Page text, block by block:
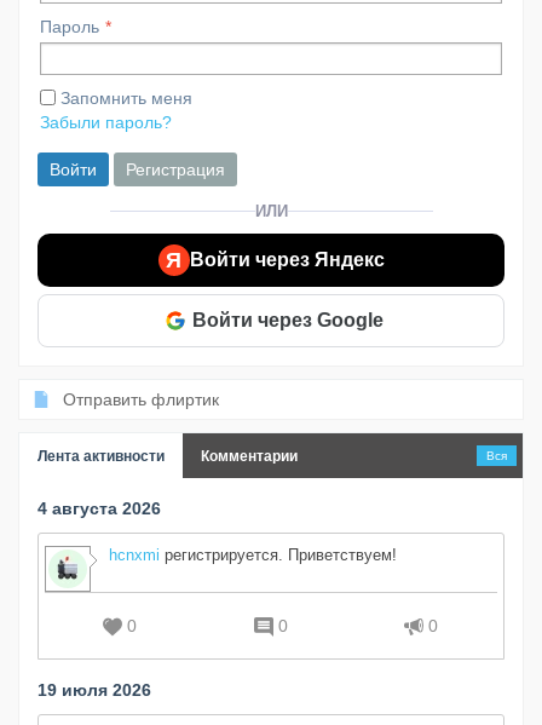
Пароль
Запомнить меня
Забыли пароль?
Войти Регистрация
ИЛИ
Я Войти через Яндекс
Войти через Google
Отправить флиртик
Лента активности Комментарии Вся
4 августа 2026
hcnxmi регистрируется. Приветствуем!
0 0 0
19 июля 2026